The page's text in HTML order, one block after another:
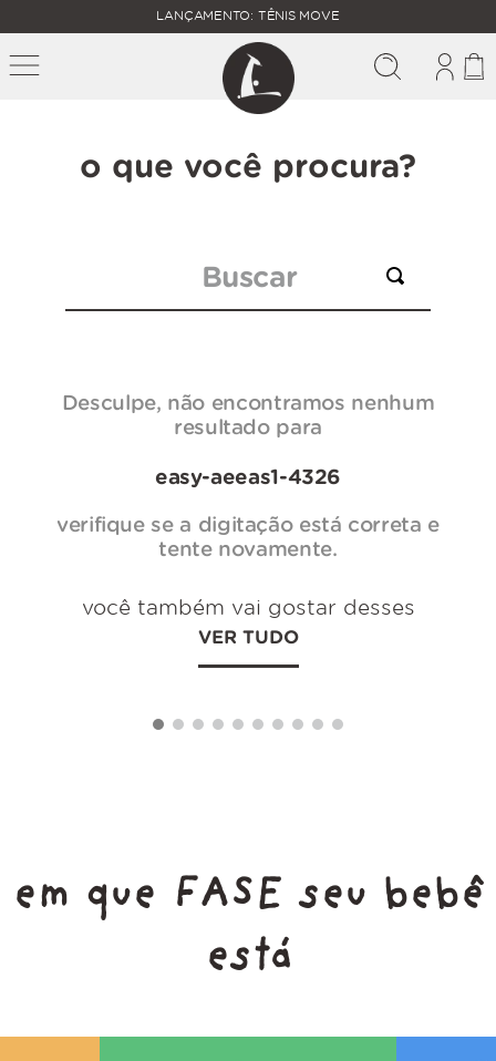
FALTAM
MAIS
R$
400,00
PARA O
FRETE
GRÁTIS
LANÇAMENTO: TÊNIS MOVE
o que você procura?
Desculpe, não encontramos nenhum
resultado para
easy-aeeas1-4326
verifique se a digitação está correta e
tente novamente.
você também vai gostar desses
VER TUDO
em que FASE seu bebê
está